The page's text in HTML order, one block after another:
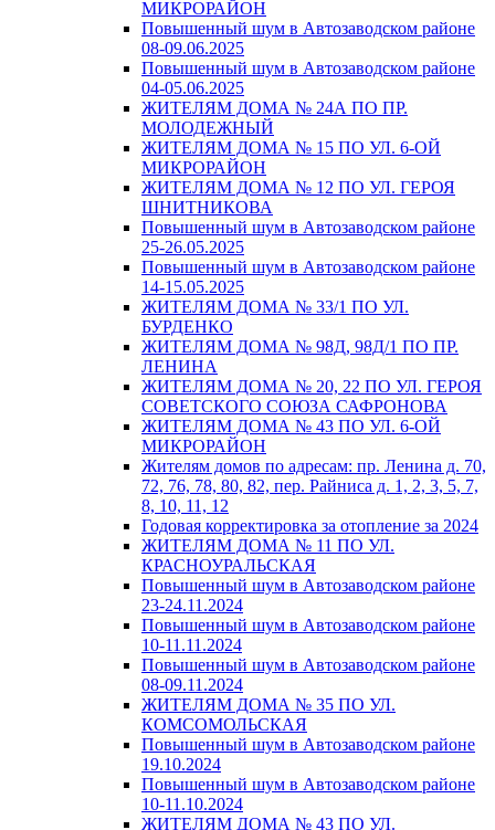
МИКРОРАЙОН
Повышенный шум в Автозаводском районе
08-09.06.2025
Повышенный шум в Автозаводском районе
04-05.06.2025
ЖИТЕЛЯМ ДОМА № 24А ПО ПР.
МОЛОДЕЖНЫЙ
ЖИТЕЛЯМ ДОМА № 15 ПО УЛ. 6-ОЙ
МИКРОРАЙОН
ЖИТЕЛЯМ ДОМА № 12 ПО УЛ. ГЕРОЯ
ШНИТНИКОВА
Повышенный шум в Автозаводском районе
25-26.05.2025
Повышенный шум в Автозаводском районе
14-15.05.2025
ЖИТЕЛЯМ ДОМА № 33/1 ПО УЛ.
БУРДЕНКО
ЖИТЕЛЯМ ДОМА № 98Д, 98Д/1 ПО ПР.
ЛЕНИНА
ЖИТЕЛЯМ ДОМА № 20, 22 ПО УЛ. ГЕРОЯ
СОВЕТСКОГО СОЮЗА САФРОНОВА
ЖИТЕЛЯМ ДОМА № 43 ПО УЛ. 6-ОЙ
МИКРОРАЙОН
Жителям домов по адресам: пр. Ленина д. 70,
72, 76, 78, 80, 82, пер. Райниса д. 1, 2, 3, 5, 7,
8, 10, 11, 12
Годовая корректировка за отопление за 2024
ЖИТЕЛЯМ ДОМА № 11 ПО УЛ.
КРАСНОУРАЛЬСКАЯ
Повышенный шум в Автозаводском районе
23-24.11.2024
Повышенный шум в Автозаводском районе
10-11.11.2024
Повышенный шум в Автозаводском районе
08-09.11.2024
ЖИТЕЛЯМ ДОМА № 35 ПО УЛ.
КОМСОМОЛЬСКАЯ
Повышенный шум в Автозаводском районе
19.10.2024
Повышенный шум в Автозаводском районе
10-11.10.2024
ЖИТЕЛЯМ ДОМА № 43 ПО УЛ.